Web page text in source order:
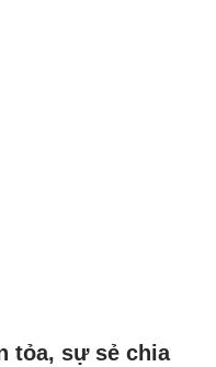
tỏa, sự sẻ chia